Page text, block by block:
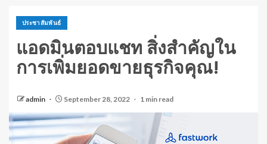
ประชาสัมพันธ์
แอดมินตอบแชท สิ่งสำคัญใน
การเพิ่มยอดขายธุรกิจคุณ!
admin September 28, 2022 1 min read